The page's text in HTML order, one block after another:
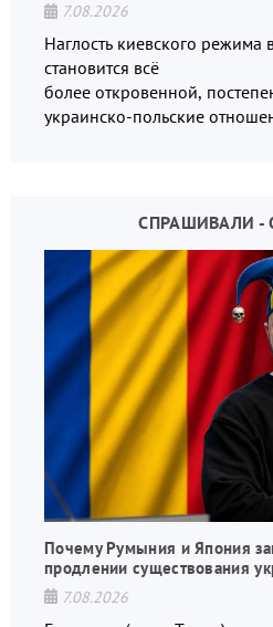
7.08.2026
Наглость киевского
становится всё
более откровенной,
украинско-польские
СПРАШИВАЛИ -
Почему Румыния и Япония
продлении существования
7.08.2026